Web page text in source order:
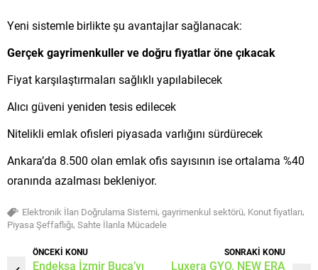
Yeni sistemle birlikte şu avantajlar sağlanacak:
Gerçek gayrimenkuller ve doğru fiyatlar öne çıkacak
Fiyat karşılaştırmaları sağlıklı yapılabilecek
Alıcı güveni yeniden tesis edilecek
Nitelikli emlak ofisleri piyasada varlığını sürdürecek
Ankara’da 8.500 olan emlak ofis sayısının ise ortalama %40
oranında azalması bekleniyor.
Elektronik İlan Doğrulama Sistemi, gayrimenkul sektörü, Konut fiyatları,
Piyasa Şeffaflığı, Sahte İlanla Mücadele
ÖNCEKİ KONU
Endeksa İzmir Buca’yı
SONRAKİ KONU
Luxera GYO, NEW ERA